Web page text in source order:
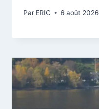
Par ERIC 6 août 2026